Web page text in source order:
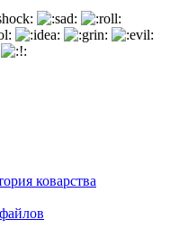
коварства